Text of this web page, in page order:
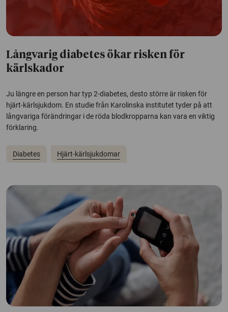
Långvarig diabetes ökar risken för
kärlskador
Ju längre en person har typ 2-diabetes, desto större är risken för
hjärt-kärlsjukdom. En studie från Karolinska institutet tyder på att
långvariga förändringar i de röda blodkropparna kan vara en viktig
förklaring.
Diabetes Hjärt-kärlsjukdomar